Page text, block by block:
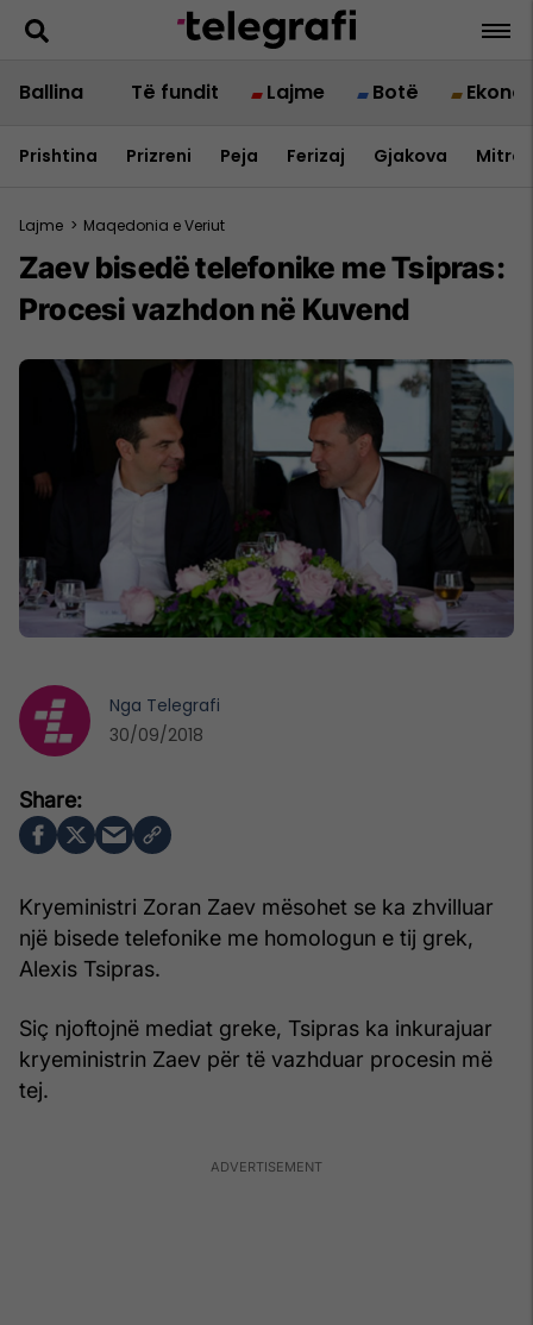
Ballina Të fundit Lajme Botë
Prishtina Prizreni Peja Ferizaj Gjakova
Lajme > Maqedonia e Veriut
Zaev bisedë telefonike me Tsipras:
Procesi vazhdon në Kuvend
Kryeministri Zoran Zaev mësohet se ka zhvilluar
një bisede telefonike me homologun e tij grek,
Alexis Tsipras.
Siç njoftojnë mediat greke, Tsipras ka inkurajuar
kryeministrin Zaev për të vazhduar procesin më
tej.
Nga Telegrafi
30/09/2018